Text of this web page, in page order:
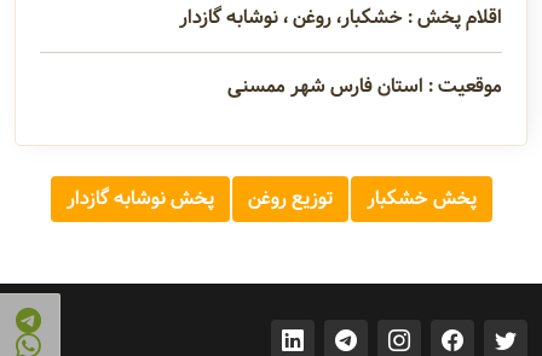
گالری
سابقه
شرکت
اقلام پخش : خشکبار، روغن ، نوشابه گازدار
موقعیت : استان فارس شهر ممسنی
پخش خشکبار توزیع روغن پخش نوشابه گازدار